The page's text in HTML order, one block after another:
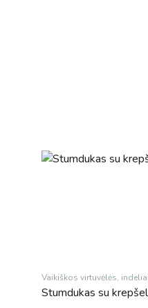
Vaikiškos virtuvėlės,
Stumdukas su